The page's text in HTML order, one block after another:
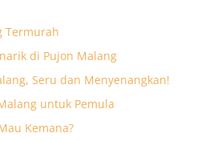
Termurah
di Pujon Malang
Seru dan Menyenangkan!
untuk Pemula
Kemana?